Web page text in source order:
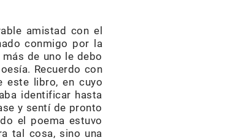
amistad con el
conmigo por la
de uno le debo
Recuerdo con
este libro, en cuyo
identificar hasta
y sentí de pronto
el poema estuvo
tal cosa, sino una